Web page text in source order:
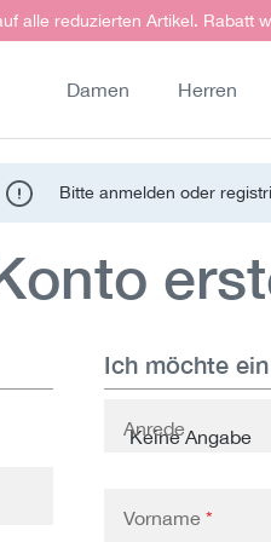
alle reduzierten Artikel. Rabatt
Damen Herren
Bitte anmelden oder
Ich möchte
Persönliche
Anrede
Vorname *